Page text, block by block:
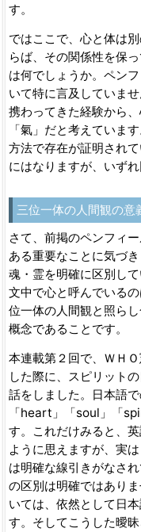
す。
ではここで、心と体は
らば、その関係性を保
は何でしょうか。ペン
いて特に言及していま
携わってきた経験から
「氣」だと考えていま
方法で存在が証明され
にはなりますが、いず
三位一体の人間観の意
さて、前掲のペンフィ
ある重要なことに気づ
魂・霊を明確に区別し
文中で心と呼んでいる
位一体の人間観と照ら
概念であることです。
本連載第２回で、ＷＨ
した際に、スピリット
話をしました。日本語
「heart」「soul」「
す。これだけみると、
ように思えますが、実
は明確な線引きがなさ
の区別は明確ではあり
いては、依然として日
す。そしてこうした曖